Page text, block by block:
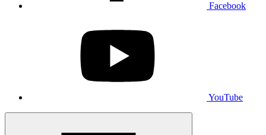
Facebook
YouTube